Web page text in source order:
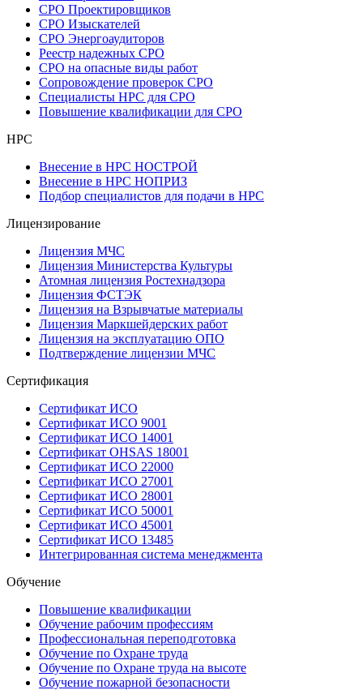
СРО Проектировщиков
СРО Изыскателей
СРО Энергоаудиторов
Реестр надежных СРО
СРО на опасные виды работ
Сопровождение проверок СРО
Специалисты НРС для СРО
Повышение квалификации для СРО
НРС
Внесение в НРС НОСТРОЙ
Внесение в НРС НОПРИЗ
Подбор специалистов для подачи в НРС
Лицензирование
Лицензия МЧС
Лицензия Министерства Культуры
Атомная лицензия Ростехнадзора
Лицензия ФСТЭК
Лицензия на Взрывчатые материалы
Лицензия Маркшейдерских работ
Лицензия на эксплуатацию ОПО
Подтверждение лицензии МЧС
Сертификация
Сертификат ИСО
Сертификат ИСО 9001
Сертификат ИСО 14001
Сертификат OHSAS 18001
Сертификат ИСО 22000
Сертификат ИСО 27001
Сертификат ИСО 28001
Сертификат ИСО 50001
Сертификат ИСО 45001
Сертификат ИСО 13485
Интегрированная система менеджмента
Обучение
Повышение квалификации
Обучение рабочим профессиям
Профессиональная переподготовка
Обучение по Охране труда
Обучение по Охране труда на высоте
Обучение пожарной безопасности